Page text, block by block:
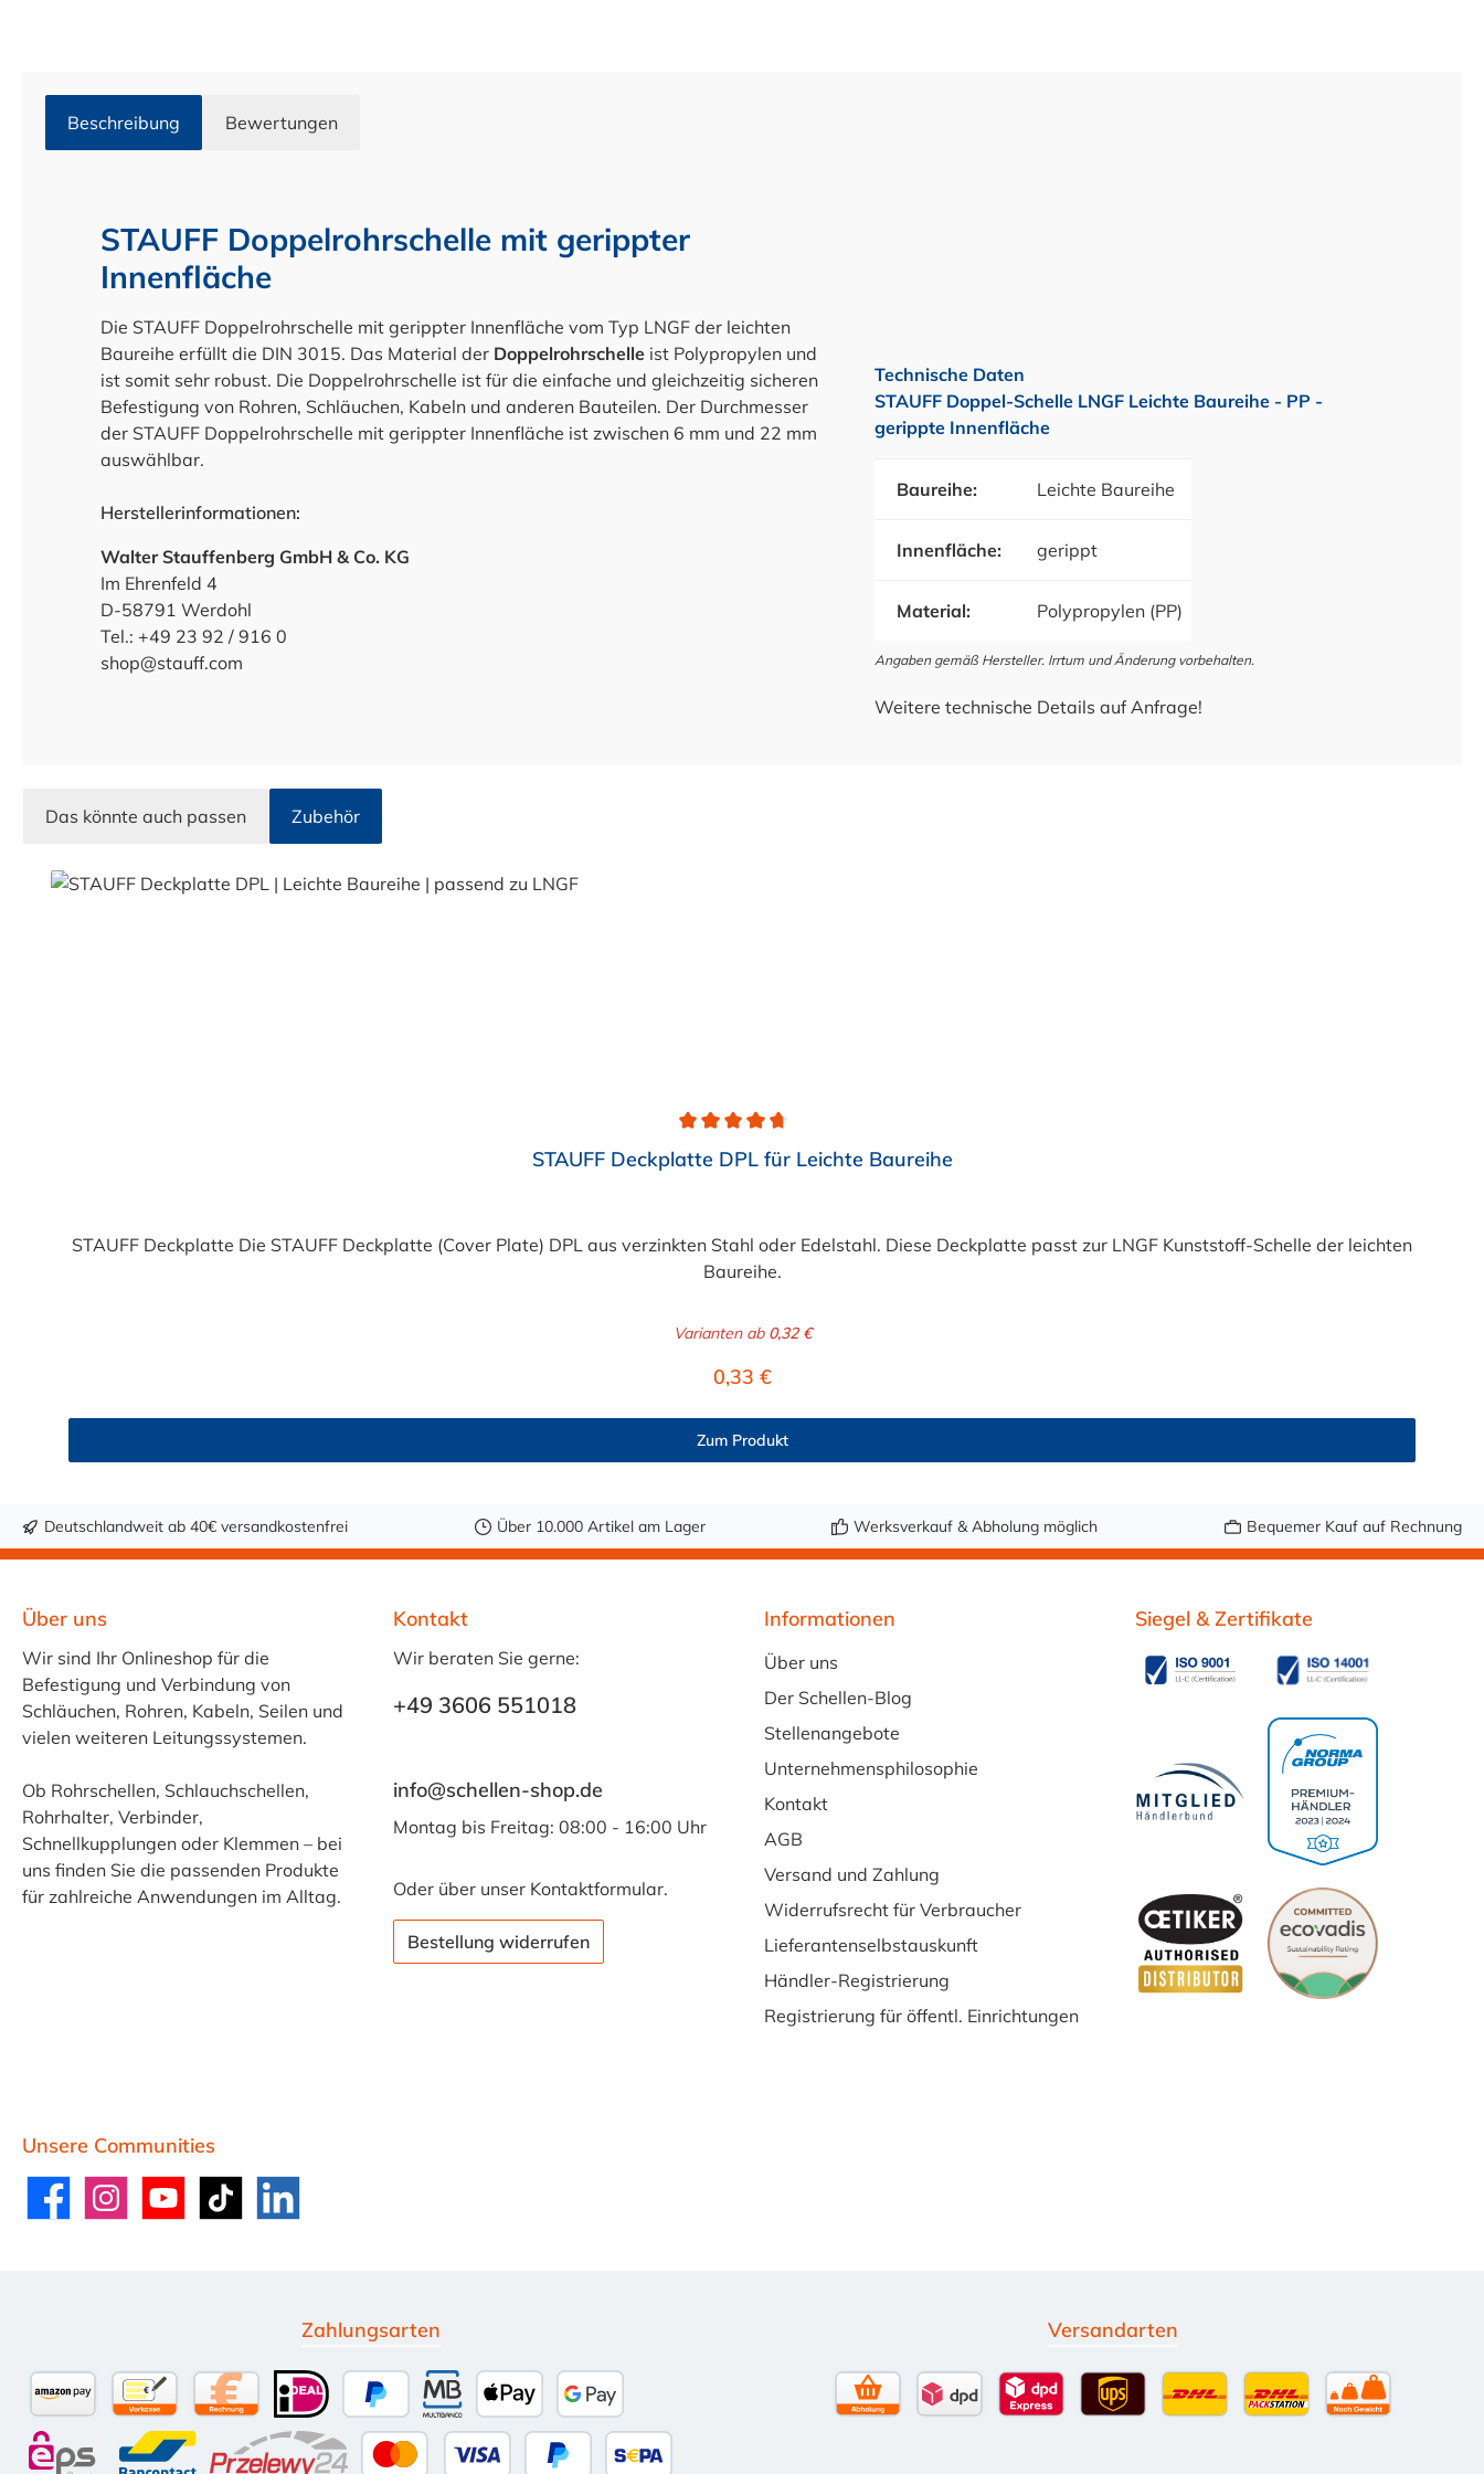
Beschreibung Bewertungen
STAUFF Doppelrohrschelle mit gerippter
Innenfläche
Die STAUFF Doppelrohrschelle mit gerippter Innenfläche vom Typ LNGF der leichten
Baureihe erfüllt die DIN 3015. Das Material der Doppelrohrschelle ist Polypropylen und
ist somit sehr robust. Die Doppelrohrschelle ist für die einfache und gleichzeitig sicheren
Befestigung von Rohren, Schläuchen, Kabeln und anderen Bauteilen. Der Durchmesser
der STAUFF Doppelrohrschelle mit gerippter Innenfläche ist zwischen 6 mm und 22 mm
auswählbar.
Herstellerinformationen:
Walter Stauffenberg GmbH & Co. KG
Im Ehrenfeld 4
D-58791 Werdohl
Tel.: +49 23 92 / 916 0
shop@stauff.com
Technische Daten
STAUFF Doppel-Schelle LNGF Leichte Baureihe - PP -
gerippte Innenfläche
Baureihe: Leichte Baureihe
Innenfläche: gerippt
Material: Polypropylen (PP)
Angaben gemäß Hersteller. Irrtum und Änderung vorbehalten.
Weitere technische Details auf Anfrage!
Das könnte auch passen Zubehör
Produktgalerie überspringen
STAUFF Deckplatte DPL für Leichte Baureihe
STAUFF Deckplatte Die STAUFF Deckplatte (Cover Plate) DPL aus verzinkten Stahl oder Edelstahl. Diese Deckplatte passt zur LNGF Kunststoff-Schelle der leichten
Baureihe.
Varianten ab0,32 €
Regulärer Preis:
0,33 €
Zum Produkt
Deutschlandweit ab 40€ versandkostenfrei Über 10.000 Artikel am Lager Werksverkauf & Abholung möglich Bequemer Kauf auf Rechnung
Über uns
Wir sind Ihr Onlineshop für die
Befestigung und Verbindung von
Schläuchen, Rohren, Kabeln, Seilen und
vielen weiteren Leitungssystemen.
Ob Rohrschellen, Schlauchschellen,
Rohrhalter, Verbinder,
Schnellkupplungen oder Klemmen – bei
uns finden Sie die passenden Produkte
für zahlreiche Anwendungen im Alltag.
Kontakt
Wir beraten Sie gerne:
+49 3606 551018
info@schellen-shop.de
Montag bis Freitag: 08:00 - 16:00 Uhr
Oder über unser Kontaktformular.
Bestellung widerrufen
Informationen
Über uns
Der Schellen-Blog
Stellenangebote
Unternehmensphilosophie
Kontakt
AGB
Versand und Zahlung
Widerrufsrecht für Verbraucher
Lieferantenselbstauskunft
Händler-Registrierung
Registrierung für öffentl. Einrichtungen
Unsere Communities
FacebookInstagramYouTube TikTok LinkedIn
Siegel & Zertifikate
Zahlungsarten
PayPal
Kauf auf Rechnung (10 Tage Netto)
iDEAL MultibancoApple PayGoogle Pay
Amazon PayVorkasse per Überweisung
Versandarten